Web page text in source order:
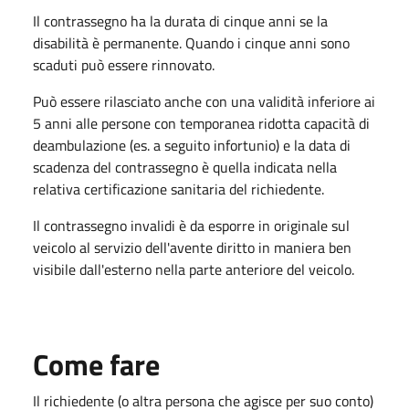
Il contrassegno ha la durata di cinque anni se la
disabilità è permanente. Quando i cinque anni sono
scaduti può essere rinnovato.
Può essere rilasciato anche con una validità inferiore ai
5 anni alle persone con temporanea ridotta capacità di
deambulazione (es. a seguito infortunio) e la data di
scadenza del contrassegno è quella indicata nella
relativa certificazione sanitaria del richiedente.
Il contrassegno invalidi è da esporre in originale sul
veicolo al servizio dell'avente diritto in maniera ben
visibile dall'esterno nella parte anteriore del veicolo.
Come fare
Il richiedente (o altra persona che agisce per suo conto)